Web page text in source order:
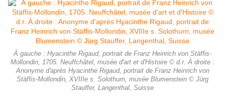
À gauche : Hyacinthe Rigaud, portrait de Franz Heinrich von Stäffis-
Mollondin, 1705. Neuffchâtel, musée d'art et d'Histoire © d.r. À droite :
Anonyme d'après Hyacinthe Rigaud, portrait de Franz Heinrich von
Stäffis-Mollondin, XVIIIe s. Solothurn, musée Blumenstein © Jürg
Stauffer, Langenthal, Suisse